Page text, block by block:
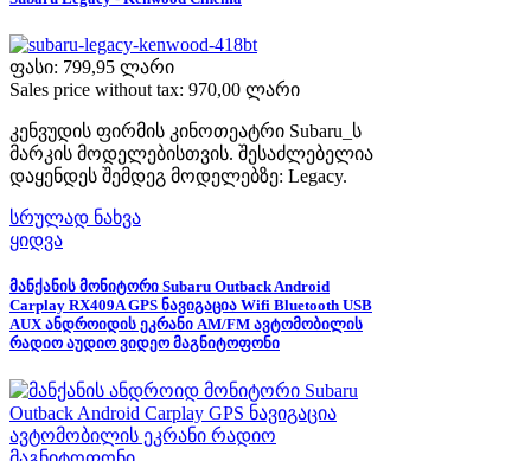
ფასი: 799,95 ლარი
Sales price without tax: 970,00 ლარი
კენვუდის ფირმის კინოთეატრი Subaru_ს
მარკის მოდელებისთვის. შესაძლებელია
დაყენდეს შემდეგ მოდელებზე: Legacy.
სრულად ნახვა
ყიდვა
მანქანის მონიტორი Subaru Outback Android
Carplay RX409A GPS ნავიგაცია Wifi Bluetooth USB
AUX ანდროიდის ეკრანი AM/FM ავტომობილის
რადიო აუდიო ვიდეო მაგნიტოფონი